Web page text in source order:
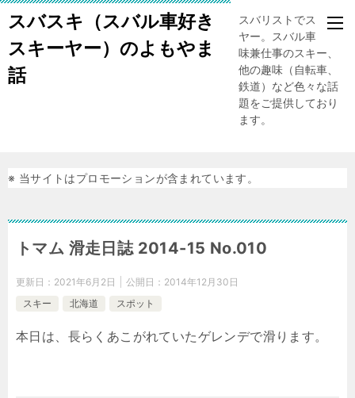
スバスキ（スバル車好き
スキーヤー）のよもやま
話
スバリストでスキー
ヤー。スバル車、趣
味兼仕事のスキー、
他の趣味（自転車、
鉄道）など色々な話
題をご提供しており
ます。
※ 当サイトはプロモーションが含まれています。
トマム 滑走日誌 2014-15 No.010
更新日： 2021年6月2日 公開日： 2014年12月30日
スキー
北海道 スポット
本日は、長らくあこがれていたゲレンデで滑ります。